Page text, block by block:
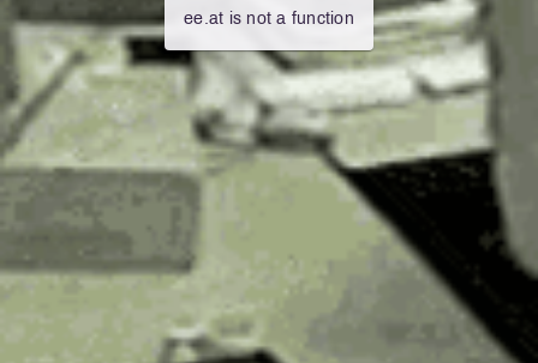
ee.at is not a function